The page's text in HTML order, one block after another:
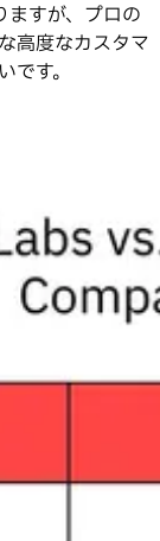
ますが、プロの
高度なカスタマ
す。